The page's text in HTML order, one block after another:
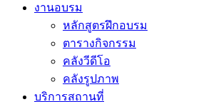
งานอบรม
หลักสูตรฝึกอบรม
ตารางกิจกรรม
คลังวีดีโอ
คลังรูปภาพ
บริการสถานที่